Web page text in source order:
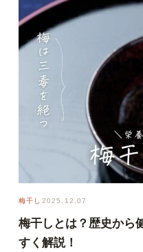
梅干し 2025.12.07
梅干しとは？歴史から
すく解説！